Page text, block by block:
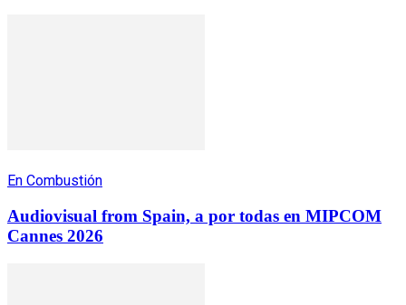
En Combustión
Audiovisual from Spain, a por todas en MIPCOM
Cannes 2026